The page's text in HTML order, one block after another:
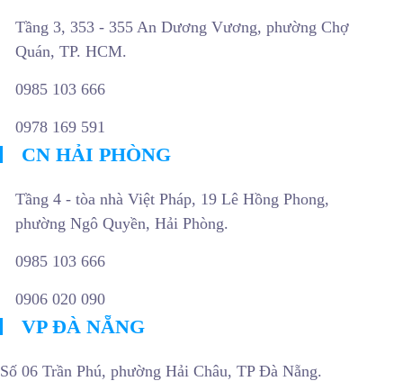
Tầng 3, 353 - 355 An Dương Vương, phường Chợ
Quán, TP. HCM.
0985 103 666
0978 169 591
CN HẢI PHÒNG
Tầng 4 - tòa nhà Việt Pháp, 19 Lê Hồng Phong,
phường Ngô Quyền, Hải Phòng.
0985 103 666
0906 020 090
VP ĐÀ NẴNG
Số 06 Trần Phú, phường Hải Châu, TP Đà Nẵng.